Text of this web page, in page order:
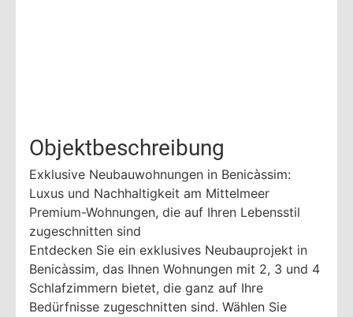
Objektbeschreibung
Exklusive Neubauwohnungen in Benicàssim:
Luxus und Nachhaltigkeit am Mittelmeer
Premium-Wohnungen, die auf Ihren Lebensstil
zugeschnitten sind
Entdecken Sie ein exklusives Neubauprojekt in
Benicàssim, das Ihnen Wohnungen mit 2, 3 und 4
Schlafzimmern bietet, die ganz auf Ihre
Bedürfnisse zugeschnitten sind. Wählen Sie